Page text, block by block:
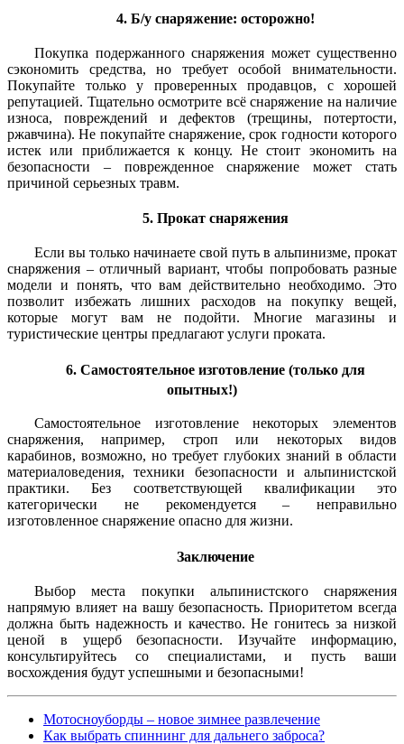
4. Б/у снаряжение: осторожно!
Покупка подержанного снаряжения может существенно
сэкономить средства, но требует особой внимательности.
Покупайте только у проверенных продавцов, с хорошей
репутацией. Тщательно осмотрите всё снаряжение на наличие
износа, повреждений и дефектов (трещины, потертости,
ржавчина). Не покупайте снаряжение, срок годности которого
истек или приближается к концу. Не стоит экономить на
безопасности – поврежденное снаряжение может стать
причиной серьезных травм.
5. Прокат снаряжения
Если вы только начинаете свой путь в альпинизме, прокат
снаряжения – отличный вариант, чтобы попробовать разные
модели и понять, что вам действительно необходимо. Это
позволит избежать лишних расходов на покупку вещей,
которые могут вам не подойти. Многие магазины и
туристические центры предлагают услуги проката.
6. Самостоятельное изготовление (только для
опытных!)
Самостоятельное изготовление некоторых элементов
снаряжения, например, строп или некоторых видов
карабинов, возможно, но требует глубоких знаний в области
материаловедения, техники безопасности и альпинистской
практики. Без соответствующей квалификации это
категорически не рекомендуется – неправильно
изготовленное снаряжение опасно для жизни.
Заключение
Выбор места покупки альпинистского снаряжения
напрямую влияет на вашу безопасность. Приоритетом всегда
должна быть надежность и качество. Не гонитесь за низкой
ценой в ущерб безопасности. Изучайте информацию,
консультируйтесь со специалистами, и пусть ваши
восхождения будут успешными и безопасными!
Мотосноуборды – новое зимнее развлечение
Как выбрать спиннинг для дальнего заброса?